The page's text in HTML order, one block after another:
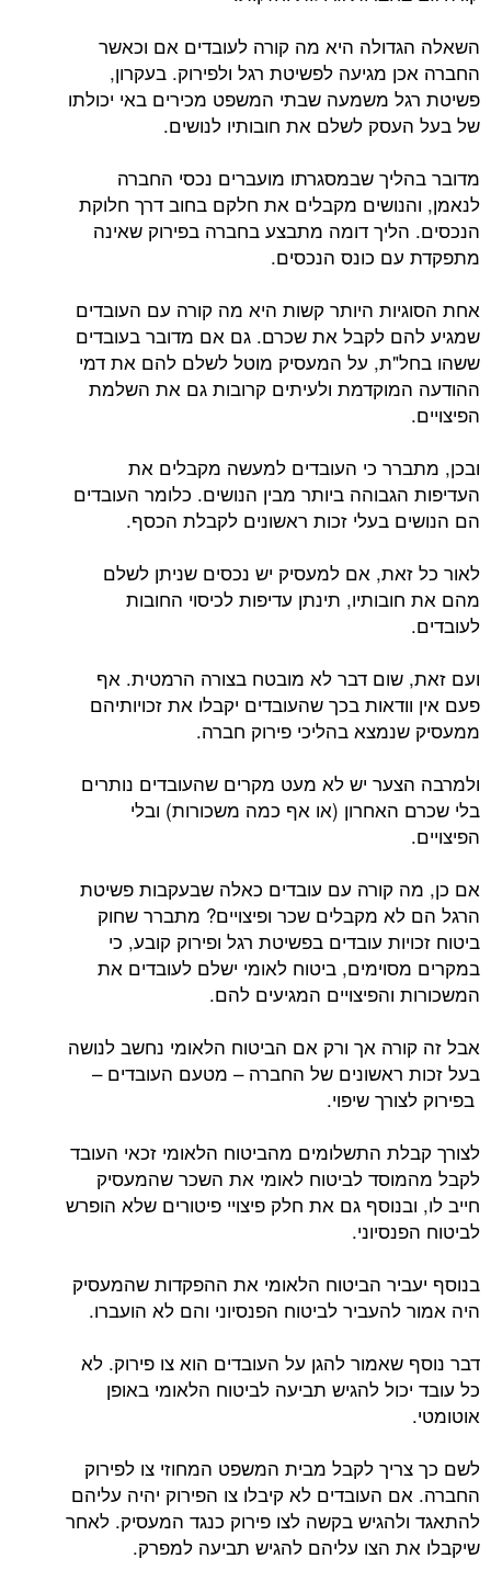
השאלה הגדולה היא מה קורה לעובדים אם וכאשר
החברה אכן מגיעה לפשיטת רגל ולפירוק. בעקרון,
פשיטת רגל משמעה שבתי המשפט מכירים באי יכולתו
של בעל העסק לשלם את חובותיו לנושים.
מדובר בהליך שבמסגרתו מועברים נכסי החברה
לנאמן, והנושים מקבלים את חלקם בחוב דרך חלוקת
הנכסים. הליך דומה מתבצע בחברה בפירוק שאינה
מתפקדת עם כונס הנכסים.
אחת הסוגיות היותר קשות היא מה קורה עם העובדים
שמגיע להם לקבל את שכרם. גם אם מדובר בעובדים
ששהו בחל"ת, על המעסיק מוטל לשלם להם את דמי
ההודעה המוקדמת ולעיתים קרובות גם את השלמת
הפיצויים.
ובכן, מתברר כי העובדים למעשה מקבלים את
העדיפות הגבוהה ביותר מבין הנושים. כלומר העובדים
הם הנושים בעלי זכות ראשונים לקבלת הכסף.
לאור כל זאת, אם למעסיק יש נכסים שניתן לשלם
מהם את חובותיו, תינתן עדיפות לכיסוי החובות
לעובדים.
ועם זאת, שום דבר לא מובטח בצורה הרמטית. אף
פעם אין וודאות בכך שהעובדים יקבלו את זכויותיהם
ממעסיק שנמצא בהליכי פירוק חברה.
ולמרבה הצער יש לא מעט מקרים שהעובדים נותרים
בלי שכרם האחרון (או אף כמה משכורות) ובלי
הפיצויים.
אם כן, מה קורה עם עובדים כאלה שבעקבות פשיטת
הרגל הם לא מקבלים שכר ופיצויים? מתברר שחוק
ביטוח זכויות עובדים בפשיטת רגל ופירוק קובע, כי
במקרים מסוימים, ביטוח לאומי ישלם לעובדים את
המשכורות והפיצויים המגיעים להם.
אבל זה קורה אך ורק אם הביטוח הלאומי נחשב לנושה
בעל זכות ראשונים של החברה – מטעם העובדים –
בפירוק לצורך שיפוי.
לצורך קבלת התשלומים מהביטוח הלאומי זכאי העובד
לקבל מהמוסד לביטוח לאומי את השכר שהמעסיק
חייב לו, ובנוסף גם את חלק פיצויי פיטורים שלא הופרש
לביטוח הפנסיוני.
בנוסף יעביר הביטוח הלאומי את ההפקדות שהמעסיק
היה אמור להעביר לביטוח הפנסיוני והם לא הועברו.
דבר נוסף שאמור להגן על העובדים הוא צו פירוק. לא
כל עובד יכול להגיש תביעה לביטוח הלאומי באופן
אוטומטי.
לשם כך צריך לקבל מבית המשפט המחוזי צו לפירוק
החברה. אם העובדים לא קיבלו צו הפירוק יהיה עליהם
להתאגד ולהגיש בקשה לצו פירוק כנגד המעסיק. לאחר
שיקבלו את הצו עליהם להגיש תביעה למפרק.